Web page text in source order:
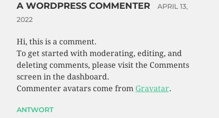
A WORDPRESS COMMENTER
APRIL 13,
2022
Hi, this is a comment.
To get started with moderating, editing, and
deleting comments, please visit the Comments
screen in the dashboard.
Commenter avatars come from Gravatar.
ANTWORT